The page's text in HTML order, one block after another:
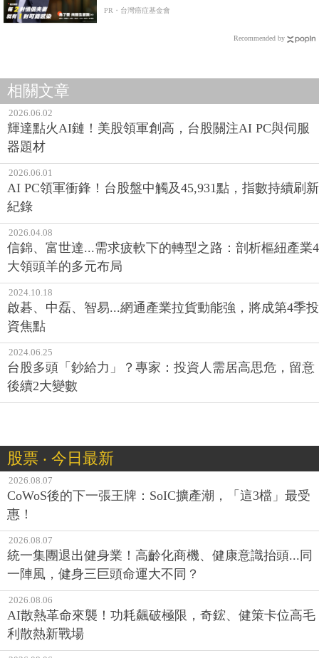
PR・台灣癌症基金會
Recommended by
相關文章
2026.06.02
輝達點火AI鏈！美股領軍創高，台股關注AI PC與伺服
器題材
2026.06.01
AI PC領軍衝鋒！台股盤中觸及45,931點，指數持續刷新
紀錄
2026.04.08
信錦、富世達...需求疲軟下的轉型之路：剖析樞紐產業4
大領頭羊的多元布局
2024.10.18
啟碁、中磊、智易...網通產業拉貨動能強，將成第4季投
資焦點
2024.06.25
台股多頭「鈔給力」？專家：投資人需居高思危，留意
後續2大變數
股票 ‧ 今日最新
2026.08.07
CoWoS後的下一張王牌：SoIC擴產潮，「這3檔」最受
惠！
2026.08.07
統一集團退出健身業！高齡化商機、健康意識抬頭...同
一陣風，健身三巨頭命運大不同？
2026.08.06
AI散熱革命來襲！功耗飆破極限，奇鋐、健策卡位高毛
利散熱新戰場